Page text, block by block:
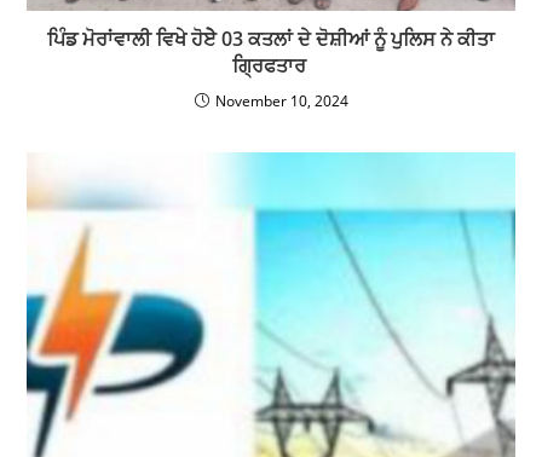
ਪਿੰਡ ਮੋਰਾਂਵਾਲੀ ਵਿਖੇ ਹੋਏੇ 03 ਕਤਲਾਂ ਦੇ ਦੋਸ਼ੀਆਂ ਨੂੰ ਪੁਲਿਸ ਨੇ ਕੀਤਾ
ਗ੍ਰਿਫਤਾਰ
November 10, 2024